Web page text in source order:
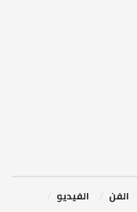
الفن
‏الفيديو